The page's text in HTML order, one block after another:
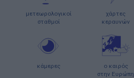
μετεωρολογικοί
σταθμοί
χάρτες
κεραυνών
κάμερες
ο καιρός
στην Ευρώπη